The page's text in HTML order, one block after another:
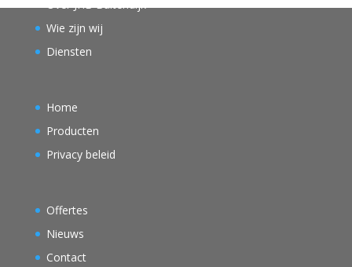
Over JHB Buitendijk
Wie zijn wij
Diensten
Home
Producten
Privacy beleid
Offertes
Nieuws
Contact